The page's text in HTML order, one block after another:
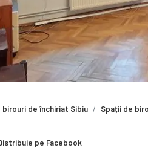
birouri de închiriat Sibiu Spații de
pe Facebook